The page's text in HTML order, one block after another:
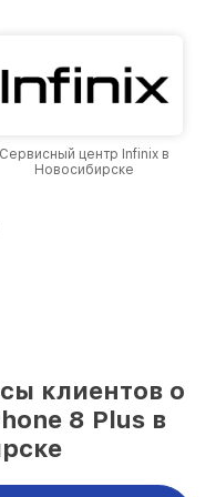
Сервисный центр Google в
Новосибирске
клиентов о
8 Plus в